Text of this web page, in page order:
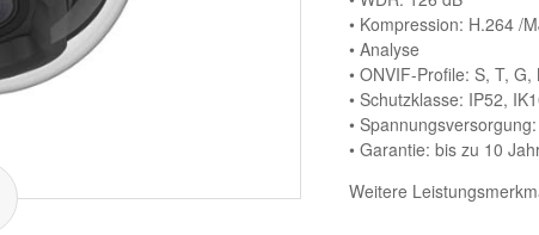
• Kompression: H.264 /
• Analyse
• ONVIF-Profile: S, T, G,
• Schutzklasse: IP52,
•
• Garantie: bis zu 10
Weitere